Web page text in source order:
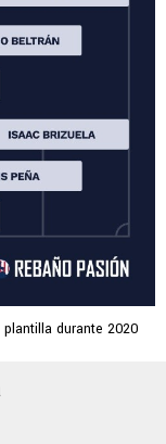
durante 2020